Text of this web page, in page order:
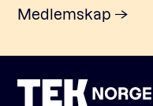
Medlemskap